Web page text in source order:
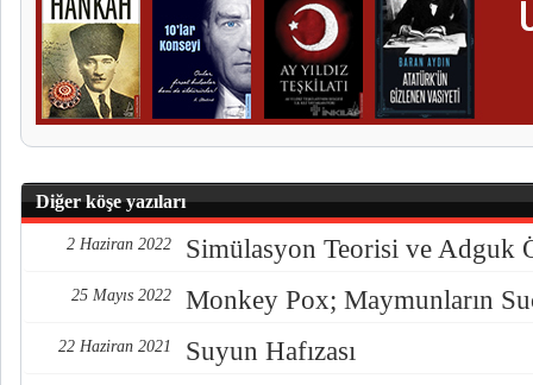
Diğer köşe yazıları
2 Haziran 2022 Simülasyon Teorisi ve Adguk
25 Mayıs 2022 Monkey Pox; Maymunların
22 Haziran 2021 Suyun Hafızası